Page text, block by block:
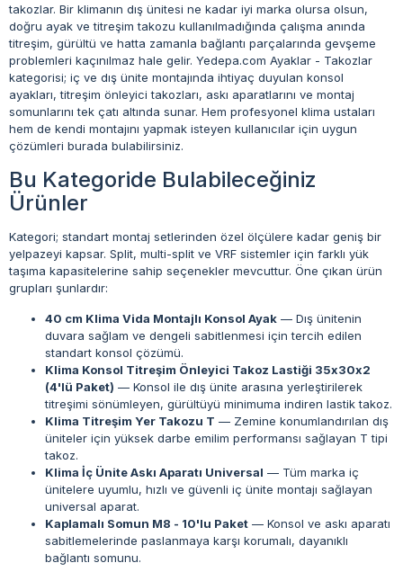
takozlar. Bir klimanın dış ünitesi ne kadar iyi marka olursa olsun,
doğru ayak ve titreşim takozu kullanılmadığında çalışma anında
titreşim, gürültü ve hatta zamanla bağlantı parçalarında gevşeme
problemleri kaçınılmaz hale gelir. Yedepa.com Ayaklar - Takozlar
kategorisi; iç ve dış ünite montajında ihtiyaç duyulan konsol
ayakları, titreşim önleyici takozları, askı aparatlarını ve montaj
somunlarını tek çatı altında sunar. Hem profesyonel klima ustaları
hem de kendi montajını yapmak isteyen kullanıcılar için uygun
çözümleri burada bulabilirsiniz.
Bu Kategoride Bulabileceğiniz
Ürünler
Kategori; standart montaj setlerinden özel ölçülere kadar geniş bir
yelpazeyi kapsar. Split, multi-split ve VRF sistemler için farklı yük
taşıma kapasitelerine sahip seçenekler mevcuttur. Öne çıkan ürün
grupları şunlardır:
40 cm Klima Vida Montajlı Konsol Ayak — Dış ünitenin
duvara sağlam ve dengeli sabitlenmesi için tercih edilen
standart konsol çözümü.
Klima Konsol Titreşim Önleyici Takoz Lastiği 35x30x2
(4'lü Paket) — Konsol ile dış ünite arasına yerleştirilerek
titreşimi sönümleyen, gürültüyü minimuma indiren lastik takoz.
Klima Titreşim Yer Takozu T — Zemine konumlandırılan dış
üniteler için yüksek darbe emilim performansı sağlayan T tipi
takoz.
Klima İç Ünite Askı Aparatı Universal — Tüm marka iç
ünitelere uyumlu, hızlı ve güvenli iç ünite montajı sağlayan
universal aparat.
Kaplamalı Somun M8 - 10'lu Paket — Konsol ve askı aparatı
sabitlemelerinde paslanmaya karşı korumalı, dayanıklı
bağlantı somunu.